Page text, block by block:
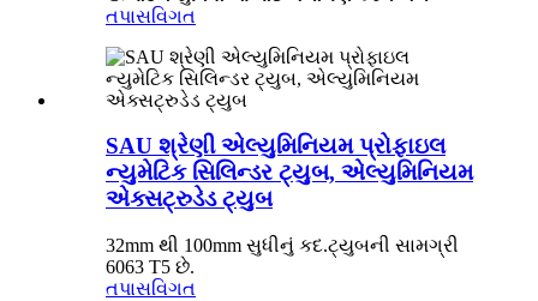
તપાસવિગત
SAU શ્રેણી એલ્યુમિનિયમ પ્રોફાઇલ
ન્યુમેટિક સિલિન્ડર ટ્યુબ, એલ્યુમિનિયમ
એક્સટ્રુડેડ ટ્યુબ
32mm થી 100mm સુધીનું કદ.ટ્યુબની સામગ્રી
6063 T5 છે.
તપાસવિગત